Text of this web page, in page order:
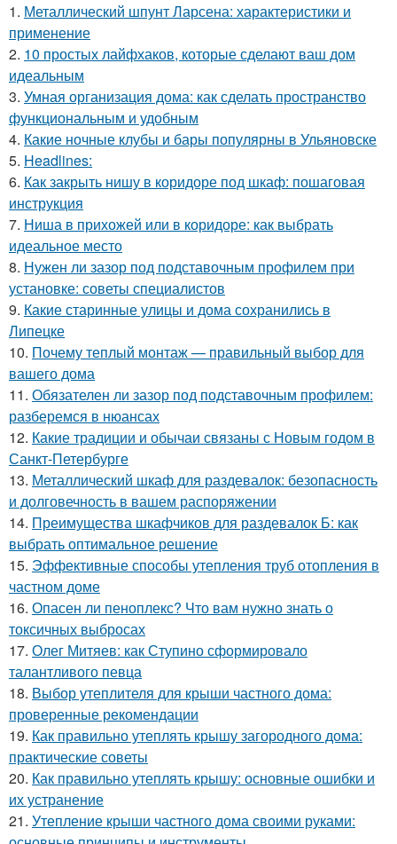
1. Металлический шпунт Ларсена: характеристики и
применение
2. 10 простых лайфхаков, которые сделают ваш дом
идеальным
3. Умная организация дома: как сделать пространство
функциональным и удобным
4. Какие ночные клубы и бары популярны в Ульяновске
5. Headlines:
6. Как закрыть нишу в коридоре под шкаф: пошаговая
инструкция
7. Ниша в прихожей или в коридоре: как выбрать
идеальное место
8. Нужен ли зазор под подставочным профилем при
установке: советы специалистов
9. Какие старинные улицы и дома сохранились в
Липецке
10. Почему теплый монтаж — правильный выбор для
вашего дома
11. Обязателен ли зазор под подставочным профилем:
разберемся в нюансах
12. Какие традиции и обычаи связаны с Новым годом в
Санкт-Петербурге
13. Металлический шкаф для раздевалок: безопасность
и долговечность в вашем распоряжении
14. Преимущества шкафчиков для раздевалок Б: как
выбрать оптимальное решение
15. Эффективные способы утепления труб отопления в
частном доме
16. Опасен ли пеноплекс? Что вам нужно знать о
токсичных выбросах
17. Олег Митяев: как Ступино сформировало
талантливого певца
18. Выбор утеплителя для крыши частного дома:
проверенные рекомендации
19. Как правильно утеплять крышу загородного дома:
практические советы
20. Как правильно утеплять крышу: основные ошибки и
их устранение
21. Утепление крыши частного дома своими руками: